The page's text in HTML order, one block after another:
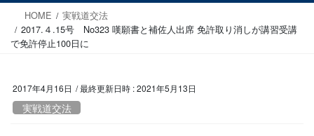
HOME
実戦道交法
2017.４.15号 No323 嘆願書と補佐人出席 免許取り消しが講習受講
で免許停止100日に
2017年4月16日 / 最終更新日時 :2021年5月13日
実戦道交法